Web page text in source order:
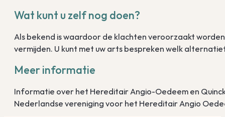
Wat kunt u zelf nog doen?
Als bekend is waardoor de klachten veroorzaakt
vermijden. U kunt met uw arts bespreken welk
Meer informatie
Informatie over het Hereditair Angio-Oedeem en
Nederlandse vereniging voor het Hereditair Angio